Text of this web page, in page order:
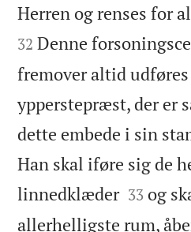
Herren og renses for
32 Denne
fremover altid
ypperstepræst, der er
dette embede i sin
Han skal iføre sig de
linnedklæder
33 og
allerhelligste rum,